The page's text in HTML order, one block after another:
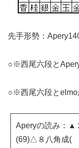
先手形勢：
○※西尾六段とApery
○※西尾六段とelmo
Aperyの読み：▲
(69)△８八角成(